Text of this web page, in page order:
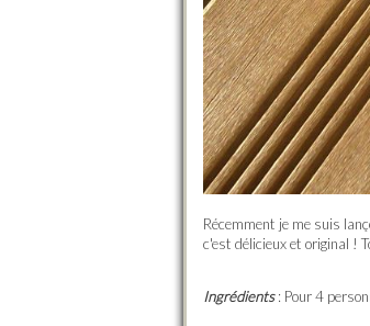
Récemment je me suis
c'est délicieux et original !
Ingrédients: Pour 4